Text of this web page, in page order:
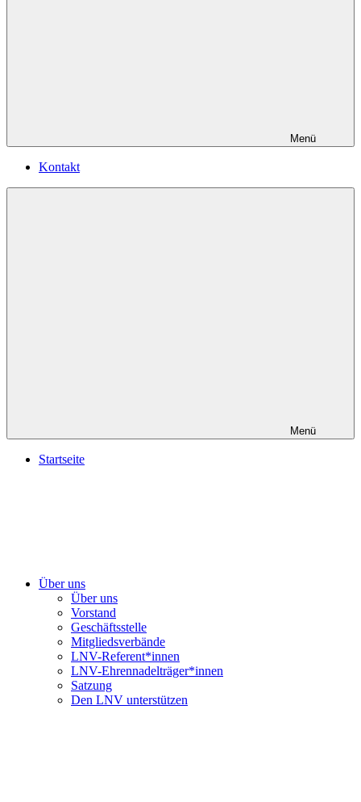
Menü
Kontakt
Menü
Startseite
Über uns
Über uns
Vorstand
Geschäftsstelle
Mitgliedsverbände
LNV-Referent*innen
LNV-Ehrennadelträger*innen
Satzung
Den LNV unterstützen